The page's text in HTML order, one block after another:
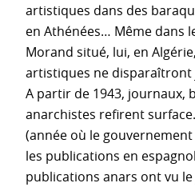
artistiques dans des
en Athénées… Même dans
Morand situé, lui, en
artistiques ne
A partir de 1943, journaux,
anarchistes refirent
(année où le
les publications en
publications anars ont vu